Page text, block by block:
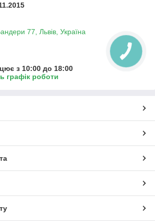
77, Львів, Україна
з 10:00 до 18:00
графік роботи